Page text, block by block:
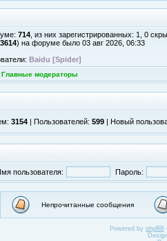
714 , из них зарегистрированных: 1, 0
3614) на форуме было 03 авг 2026, 06:33
Baidu [Spider]
Главные модераторы
3154 | Пользователей: 599 | Новый
пользователя: Пароль:
Непрочитанные сообщения
Powered by phpBB